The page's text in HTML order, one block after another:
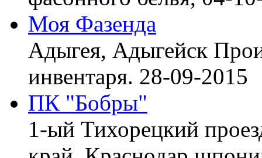
Моя Фазенда
Адыгея, Адыгейск
инвентаря. 28-09-2015
ПК "Бобры"
1-ый Тихорецкий